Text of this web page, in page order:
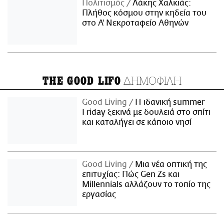
Πολιτισμός
Λάκης Χαλκιάς:
Πλήθος κόσμου στην κηδεία του
στο Α' Νεκροταφείο Αθηνών
THE GOOD LIFO ΔΗΜΟΦΙΛΗ
Good Living
Η ιδανική summer
Friday ξεκινά με δουλειά στο σπίτι
και καταλήγει σε κάποιο νησί
Good Living
Μια νέα οπτική της
επιτυχίας: Πώς Gen Zs και
Millennials αλλάζουν το τοπίο της
εργασίας